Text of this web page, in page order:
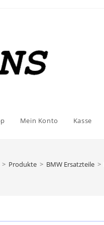
Mein Konto Kasse
> Produkte > BMW Ersatzteile >